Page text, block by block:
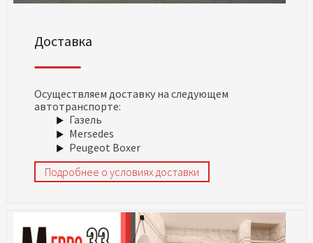
Доставка
Осуществляем доставку на следующем
автотранспорте:
Газель
Mersedes
Peugeot Boxer
Подробнее о условиях доставки